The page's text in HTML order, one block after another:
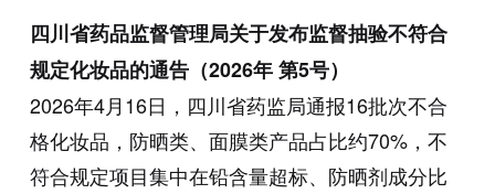
四川省药品监督管理局关于发布监督抽验不符合
规定化妆品的通告（2026年 第5号）
2026年4月16日，四川省药监局通报16批次不合
格化妆品，防晒类、面膜类产品占比约70%，不
符合规定项目集中在铅含量超标、防晒剂成分比